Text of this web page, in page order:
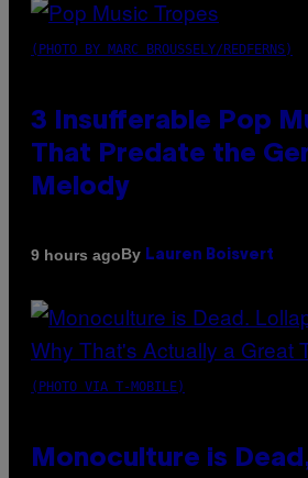
(PHOTO BY MARC BROUSSELY/REDFERNS)
3 Insufferable Pop
That Predate the
Melody
9 hours agoBy Lauren Boisvert
(PHOTO VIA T-MOBILE)
Monoculture is